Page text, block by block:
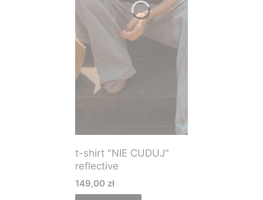
t-shirt "NIE CUDUJ"
reflective
Cena
149,00 zł